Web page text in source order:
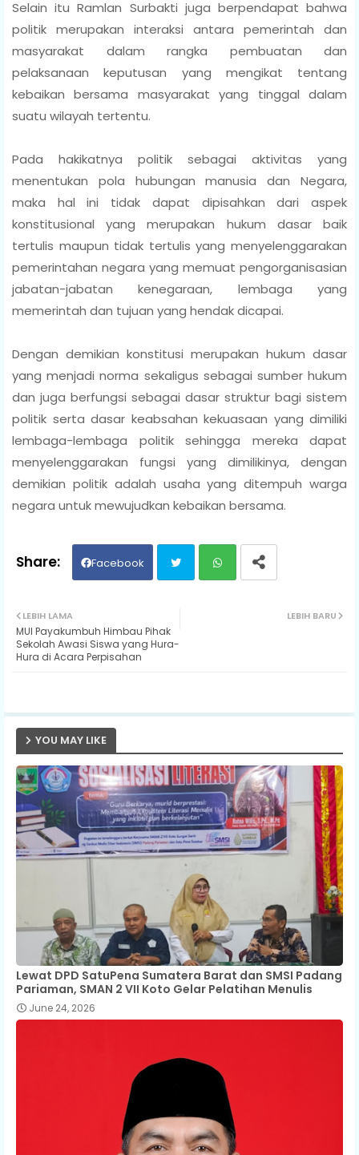
Selain itu Ramlan Surbakti juga berpendapat bahwa
politik merupakan interaksi antara pemerintah dan
masyarakat dalam rangka pembuatan dan
pelaksanaan keputusan yang mengikat tentang
kebaikan bersama masyarakat yang tinggal dalam
suatu wilayah tertentu.
Pada hakikatnya politik sebagai aktivitas yang
menentukan pola hubungan manusia dan Negara,
maka hal ini tidak dapat dipisahkan dari aspek
konstitusional yang merupakan hukum dasar baik
tertulis maupun tidak tertulis yang menyelenggarakan
pemerintahan negara yang memuat pengorganisasian
jabatan-jabatan kenegaraan, lembaga yang
memerintah dan tujuan yang hendak dicapai.
Dengan demikian konstitusi merupakan hukum dasar
yang menjadi norma sekaligus sebagai sumber hukum
dan juga berfungsi sebagai dasar struktur bagi sistem
politik serta dasar keabsahan kekuasaan yang dimiliki
lembaga-lembaga politik sehingga mereka dapat
menyelenggarakan fungsi yang dimilikinya, dengan
demikian politik adalah usaha yang ditempuh warga
negara untuk mewujudkan kebaikan bersama.
Facebook
ter
LEBIH BARU
LEBIH LAMA
MUI Payakumbuh Himbau Pihak
Sekolah Awasi Siswa yang Hura-
Hura di Acara Perpisahan
YOU MAY LIKE
Lewat DPD SatuPena Sumatera Barat dan SMSI Padang
Pariaman, SMAN 2 VII Koto Gelar Pelatihan Menulis
June 24, 2026